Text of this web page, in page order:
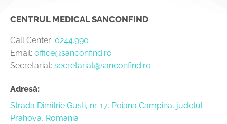
CENTRUL MEDICAL SANCONFIND
Call Center: 0244.990
Email: office@sanconfind.ro
Secretariat: secretariat@sanconfind.ro
Adresă:
Strada Dimitrie Gusti, nr. 17, Poiana Campina, judetul
Prahova, Romania